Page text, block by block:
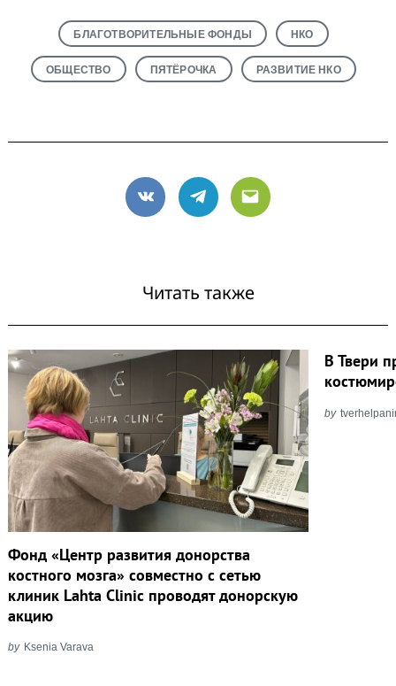
БЛАГОТВОРИТЕЛЬНЫЕ ФОНДЫ НКО
ОБЩЕСТВО ПЯТЁРОЧКА РАЗВИТИЕ НКО
VK Telegram
Email
Читать также
Фонд «Центр развития донорства
костного мозга» совместно с сетью
клиник Lahta Clinic проводят донорскую
акцию
by Ksenia Varava
В Твери
by